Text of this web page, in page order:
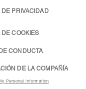
DE PRIVACIDAD
DE COOKIES
CONDUCTA
DE LA COMPAÑÍA
Personal Information